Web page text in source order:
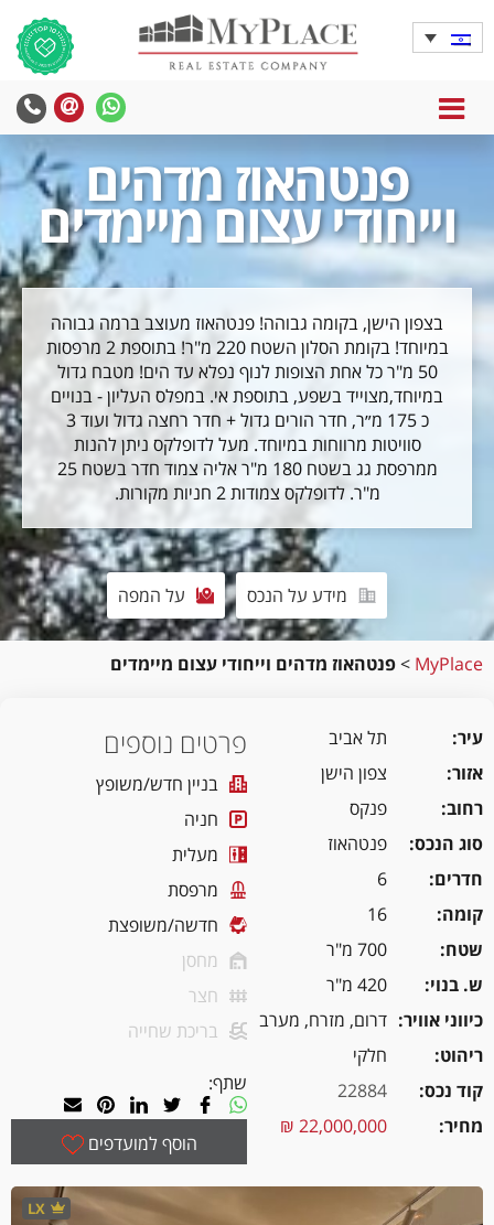
MENU
פנטהאוז מדהים
וייחודי עצום מיימדים
בצפון הישן, בקומה גבוהה! פנטהאוז מעוצב ברמה גבוהה
במיוחד! בקומת הסלון השטח 220 מ"ר! בתוספת 2 מרפסות
50 מ"ר כל אחת הצופות לנוף נפלא עד הים! מטבח גדול
במיוחד,מצוייד בשפע, בתוספת אי. במפלס העליון - בנויים
כ 175 מ״ר, חדר הורים גדול + חדר רחצה גדול ועוד 3
סוויטות מרווחות במיוחד. מעל לדופלקס ניתן להנות
ממרפסת גג בשטח 180 מ"ר אליה צמוד חדר בשטח 25
מ"ר. לדופלקס צמודות 2 חניות מקורות.
מידע על הנכס על המפה
MyPlace
>פנטהאוז מדהים וייחודי עצום מיימדים
עיר
תל אביב
אזור
צפון הישן
רחוב
פנקס
סוג הנכס
פנטהאוז
חדרים
6
קומה
16
שטח
700 מ"ר
ש. בנוי
420 מ"ר
כיווני אוויר
דרום, מזרח, מערב
ריהוט
חלקי
קוד נכס
22884
מחיר
22,000,000 ₪
פרטים נוספים
בניין חדש/משופץ
חניה
מעלית
מרפסת
חדשה/משופצת
מחסן
חצר
בריכת שחייה
שתף:
הוסף למועדפים
LX